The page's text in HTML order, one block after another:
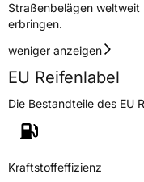
Straßenbelägen
erbringen.
weniger anzeigen
EU Reifenlabel
Die Bestandteile des EU
Kraftstoffeffizienz